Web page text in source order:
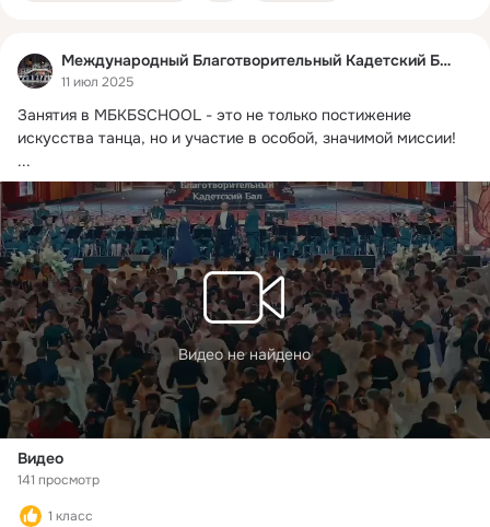
Международный Благотворительный Кадетский Бал
11 июл 2025
Занятия в МБКБSCHOOL - это не только постижение
искусства танца, но и участие в особой, значимой миссии!
...
Видео не найдено
Видео
141 просмотр
1 класс